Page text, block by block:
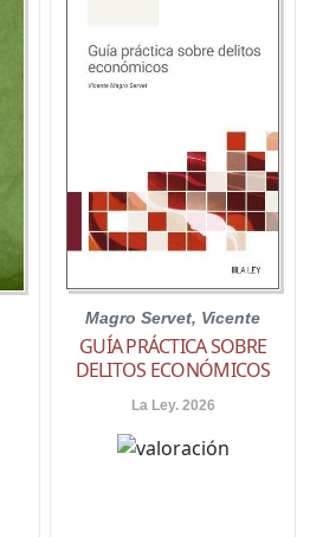
Magro Servet, Vicente
GUÍA PRÁCTICA SOBRE
DELITOS ECONÓMICOS
La Ley. 2026